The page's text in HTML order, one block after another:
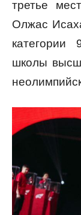
третье
Олжас
категории
школы